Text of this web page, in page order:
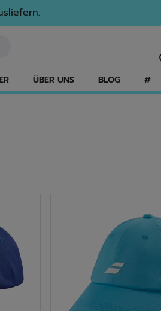
ÜBER UNS BLOG #